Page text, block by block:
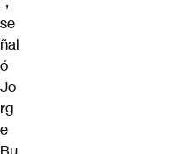
se
ñal
ó
Jo
rg
e